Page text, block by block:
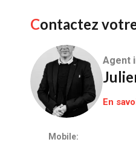
Contactez
Agent
En
Mobile: